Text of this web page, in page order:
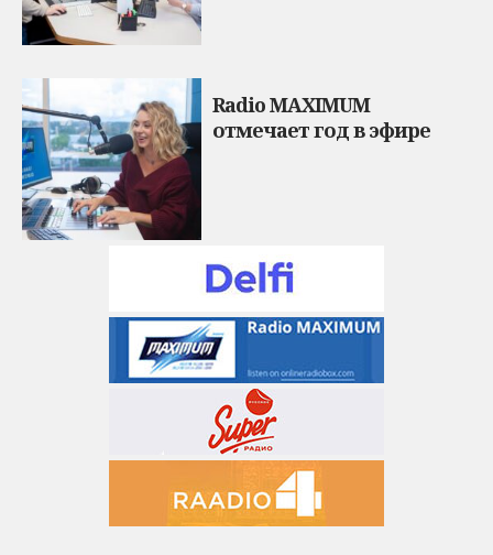
Radio MAXIMUM
отмечает год в эфире